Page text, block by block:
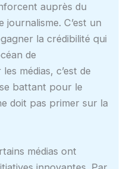
auprès du
C’est un
la crédibilité qui
de
médias, c’est de
battant pour le
doit pas primer sur la
médias ont